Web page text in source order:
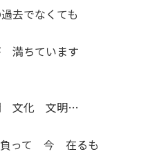
去でなくても
満ちています
文化 文明…
負って 今 在るも